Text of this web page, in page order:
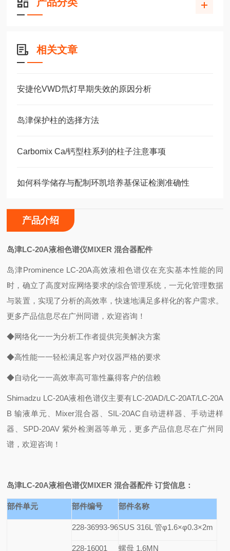
相关文章
安捷伦VWD氘灯早期失效的原因分析
岛津保护柱的选择方法
Carbomix Ca/钙型柱系列的柱子注意事项
如何科学储存与配制环凯培养基保证检测准确性
产品介绍
岛津LC-20A液相色谱仪MIXER 混合器配件
岛津Prominence LC-20A高效液相色谱仪在充实基本性能的同
时，确立了高度对应网络要求的综合管理系统，一元化管理数据
与装置，实现了分析的高效率，快速地满足多样化的客户需求。
更多产品信息尽在广州同谱，欢迎咨询！
◆网络化一一为分析工作者提供完美解决方案
◆高性能一一轻松满足客户对仪器严格的要求
◆自动化一一高效率高可靠性赢得客户的信赖
Shimadzu LC-20A液相色谱仪主要有LC-20AD/LC-20AT/LC-20A
B 输液单元、Mixer混合器、SIL-20AC自动进样器、手动进样
器、SPD-20AV 紫外检测器等单元，更多产品信息尽在广州同
谱，欢迎咨询！
岛津LC-20A液相色谱仪MIXER 混合器配件 订货信息：
部件单元 部件编号 部件名称
228-36993-96SUS 316L管φ1.6×φ0.3×2m
228-16001 螺母 1.6MN